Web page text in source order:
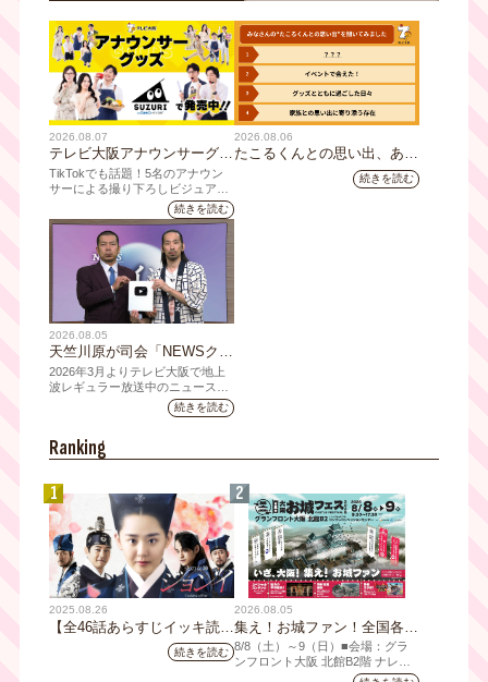
2026.08.07
テレビ大阪アナウンサーグッ
ズの新商品 8月8日(土)に発
売！ テーマは「個性全開」5
人それぞれの"らしさ"を詰め
込んだアイテムが登場
TikTokでも話題！5名のアナウン
サーによる撮り下ろしビジュアル
を使用した新グッズを発売続きを読む
2026.08.06
たこるくんとの思い出、あり
ますか？会員のみなさんに聞
続きを読む
2026.08.05
天竺川原が司会「NEWSクラ
イシス」チャンネル登録者数
10万人突破！テレビ大阪の番
組史上最速記録を更新
2026年3月よりテレビ大阪で地上
波レギュラー放送中のニュース番
組「NEWSクライシス」が、この
たび2026年7月12日(日)に、
人を達成しました。
続きを読む
Ranking
1
2025.08.26
【全46話あらすじイッキ読
み】韓国ドラマ『火の女神
ジョンイ』｜テレビ大阪 9
続きを読む
2
2026.08.05
集え！お城ファン！全国各地
のお城PRブースが群雄割
拠！『大阪・お城フェス
8/8（⼟）～9（日）■会場：グラ
ンフロント⼤阪 北館B2階 ナレッ
ジキャピタル コングレコンベンシ